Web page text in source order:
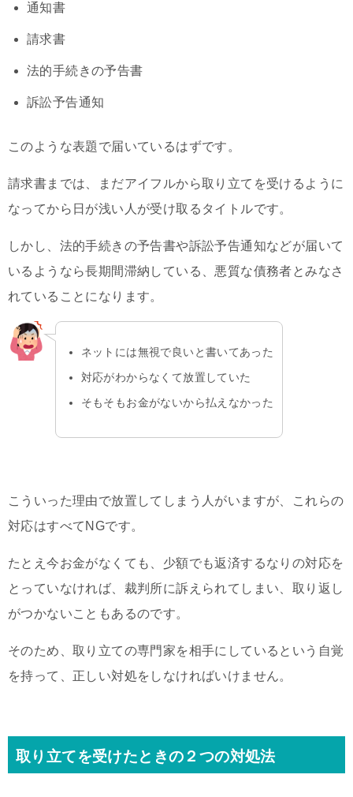
通知書
請求書
法的手続きの予告書
訴訟予告通知
このような表題で届いているはずです。
請求書までは、まだアイフルから取り立てを受けるように
なってから日が浅い人が受け取るタイトルです。
しかし、法的手続きの予告書や訴訟予告通知などが届いて
いるようなら長期間滞納している、悪質な債務者とみなさ
れていることになります。
ネットには無視で良いと書いてあった
対応がわからなくて放置していた
そもそもお金がないから払えなかった
こういった理由で放置してしまう人がいますが、これらの
対応はすべてNGです。
たとえ今お金がなくても、少額でも返済するなりの対応を
とっていなければ、裁判所に訴えられてしまい、取り返し
がつかないこともあるのです。
そのため、取り立ての専門家を相手にしているという自覚
を持って、正しい対処をしなければいけません。
取り立てを受けたときの２つの対処法